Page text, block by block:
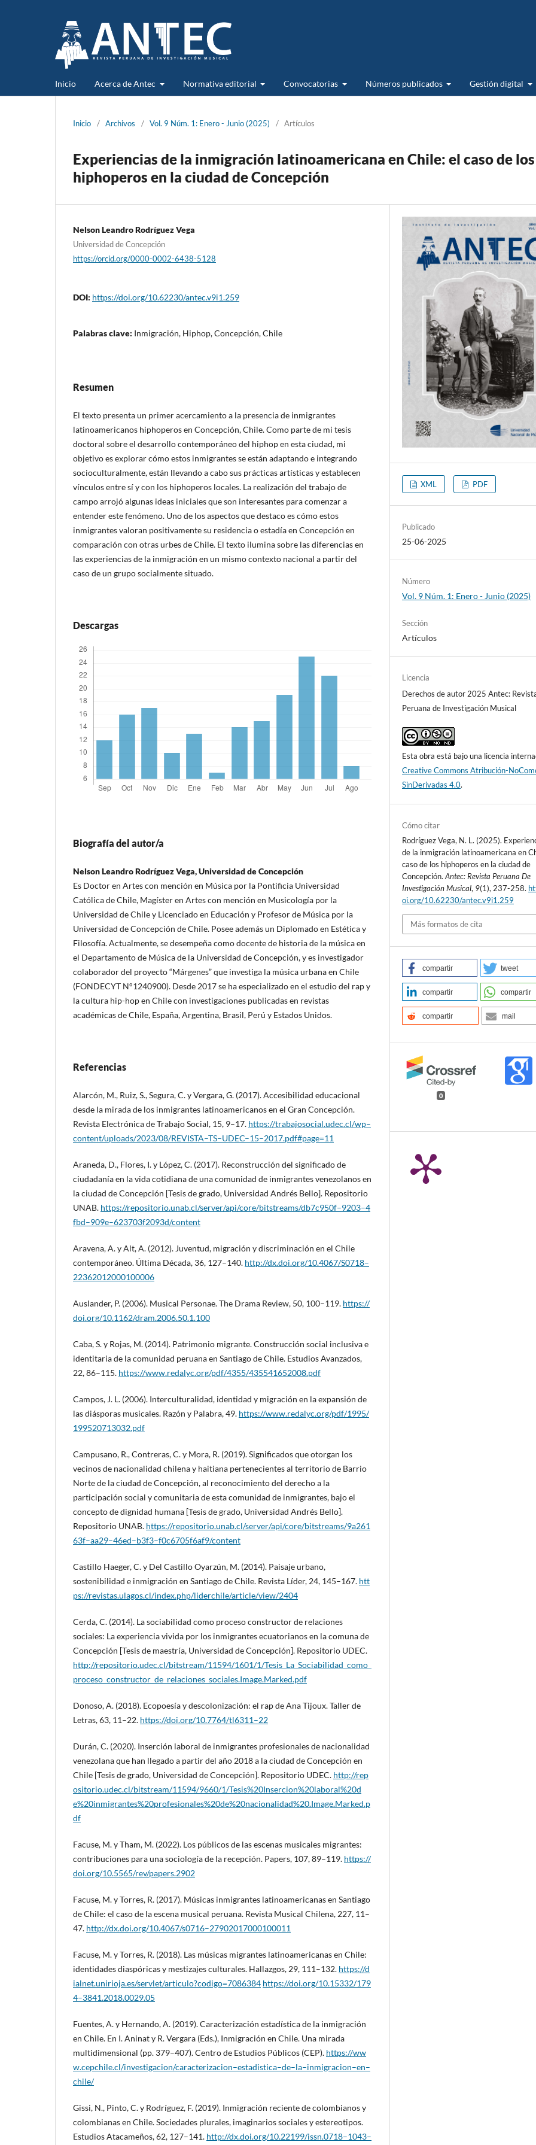
Inicio Acerca de Antec Normativa editorial Convocatorias Números publicados Gestión digital
Inicio / Archivos / Vol. 9 Núm. 1: Enero - Junio (2025) / Artículos
Experiencias de la inmigración latinoamericana en Chile: el caso de los
hiphoperos en la ciudad de Concepción
Nelson Leandro Rodríguez Vega
Universidad de Concepción
https://orcid.org/0000-0002-6438-5128
DOI: https://doi.org/10.62230/antec.v9i1.259
Palabras clave: Inmigración, Hiphop, Concepción, Chile
Resumen
El texto presenta un primer acercamiento a la presencia de inmigrantes
latinoamericanos hiphoperos en Concepción, Chile. Como parte de mi tesis
doctoral sobre el desarrollo contemporáneo del hiphop en esta ciudad, mi
objetivo es explorar cómo estos inmigrantes se están adaptando e integrando
socioculturalmente, están llevando a cabo sus prácticas artísticas y establecen
vínculos entre sí y con los hiphoperos locales. La realización del trabajo de
campo arrojó algunas ideas iniciales que son interesantes para comenzar a
entender este fenómeno. Uno de los aspectos que destaco es cómo estos
inmigrantes valoran positivamente su residencia o estadía en Concepción en
comparación con otras urbes de Chile. El texto ilumina sobre las diferencias en
las experiencias de la inmigración en un mismo contexto nacional a partir del
caso de un grupo socialmente situado.
Descargas
Biografía del autor/a
Nelson Leandro Rodríguez Vega, Universidad de Concepción
Es Doctor en Artes con mención en Música por la Pontificia Universidad
Católica de Chile, Magíster en Artes con mención en Musicología por la
Universidad de Chile y Licenciado en Educación y Profesor de Música por la
Universidad de Concepción de Chile. Posee además un Diplomado en Estética y
Filosofía. Actualmente, se desempeña como docente de historia de la música en
el Departamento de Música de la Universidad de Concepción, y es investigador
colaborador del proyecto “Márgenes” que investiga la música urbana en Chile
(FONDECYT N°1240900). Desde 2017 se ha especializado en el estudio del rap y
la cultura hip-hop en Chile con investigaciones publicadas en revistas
académicas de Chile, España, Argentina, Brasil, Perú y Estados Unidos.
Referencias
Alarcón, M., Ruiz, S., Segura, C. y Vergara, G. (2017). Accesibilidad educacional
desde la mirada de los inmigrantes latinoamericanos en el Gran Concepción.
Revista Electrónica de Trabajo Social, 15, 9–17. https://trabajosocial.udec.cl/wp–
content/uploads/2023/08/REVISTA–TS–UDEC–15–2017.pdf#page=11
Araneda, D., Flores, I. y López, C. (2017). Reconstrucción del significado de
ciudadanía en la vida cotidiana de una comunidad de inmigrantes venezolanos en
la ciudad de Concepción [Tesis de grado, Universidad Andrés Bello]. Repositorio
UNAB. https://repositorio.unab.cl/server/api/core/bitstreams/db7c950f–9203–4
fbd–909e–623703f2093d/content
Aravena, A. y Alt, A. (2012). Juventud, migración y discriminación en el Chile
contemporáneo. Última Década, 36, 127–140. http://dx.doi.org/10.4067/S0718–
22362012000100006
Auslander, P. (2006). Musical Personae. The Drama Review, 50, 100–119. https://
doi.org/10.1162/dram.2006.50.1.100
Caba, S. y Rojas, M. (2014). Patrimonio migrante. Construcción social inclusiva e
identitaria de la comunidad peruana en Santiago de Chile. Estudios Avanzados,
22, 86–115. https://www.redalyc.org/pdf/4355/435541652008.pdf
Campos, J. L. (2006). Interculturalidad, identidad y migración en la expansión de
las diásporas musicales. Razón y Palabra, 49. https://www.redalyc.org/pdf/1995/
199520713032.pdf
Campusano, R., Contreras, C. y Mora, R. (2019). Significados que otorgan los
vecinos de nacionalidad chilena y haitiana pertenecientes al territorio de Barrio
Norte de la ciudad de Concepción, al reconocimiento del derecho a la
participación social y comunitaria de esta comunidad de inmigrantes, bajo el
concepto de dignidad humana [Tesis de grado, Universidad Andrés Bello].
Repositorio UNAB. https://repositorio.unab.cl/server/api/core/bitstreams/9a261
63f–aa29–46ed–b3f3–f0c6705f6af9/content
Castillo Haeger, C. y Del Castillo Oyarzún, M. (2014). Paisaje urbano,
sostenibilidad e inmigración en Santiago de Chile. Revista Líder, 24, 145–167. htt
ps://revistas.ulagos.cl/index.php/liderchile/article/view/2404
Cerda, C. (2014). La sociabilidad como proceso constructor de relaciones
sociales: La experiencia vivida por los inmigrantes ecuatorianos en la comuna de
Concepción [Tesis de maestría, Universidad de Concepción]. Repositorio UDEC.
http://repositorio.udec.cl/bitstream/11594/1601/1/Tesis_La_Sociabilidad_como_
proceso_constructor_de_relaciones_sociales.Image.Marked.pdf
Donoso, A. (2018). Ecopoesía y descolonización: el rap de Ana Tijoux. Taller de
Letras, 63, 11–22. https://doi.org/10.7764/tl6311–22
Durán, C. (2020). Inserción laboral de inmigrantes profesionales de nacionalidad
venezolana que han llegado a partir del año 2018 a la ciudad de Concepción en
Chile [Tesis de grado, Universidad de Concepción]. Repositorio UDEC. http://rep
ositorio.udec.cl/bitstream/11594/9660/1/Tesis%20Insercion%20laboral%20d
e%20inmigrantes%20profesionales%20de%20nacionalidad%20.Image.Marked.p
df
Facuse, M. y Tham, M. (2022). Los públicos de las escenas musicales migrantes:
contribuciones para una sociología de la recepción. Papers, 107, 89–119. https://
doi.org/10.5565/rev/papers.2902
Facuse, M. y Torres, R. (2017). Músicas inmigrantes latinoamericanas en Santiago
de Chile: el caso de la escena musical peruana. Revista Musical Chilena, 227, 11–
47. http://dx.doi.org/10.4067/s0716–27902017000100011
Facuse, M. y Torres, R. (2018). Las músicas migrantes latinoamericanas en Chile:
identidades diaspóricas y mestizajes culturales. Hallazgos, 29, 111–132. https://d
ialnet.unirioja.es/servlet/articulo?codigo=7086384 https://doi.org/10.15332/179
4–3841.2018.0029.05
Fuentes, A. y Hernando, A. (2019). Caracterización estadística de la inmigración
en Chile. En I. Aninat y R. Vergara (Eds.), Inmigración en Chile. Una mirada
multidimensional (pp. 379–407). Centro de Estudios Públicos (CEP). https://ww
w.cepchile.cl/investigacion/caracterizacion–estadistica–de–la–inmigracion–en–
chile/
Gissi, N., Pinto, C. y Rodríguez, F. (2019). Inmigración reciente de colombianos y
colombianas en Chile. Sociedades plurales, imaginarios sociales y estereotipos.
Estudios Atacameños, 62, 127–141. http://dx.doi.org/10.22199/issn.0718–1043–
XML PDF
Publicado
25-06-2025
Número
Vol. 9 Núm. 1: Enero - Junio (2025)
Sección
Artículos
Licencia
Derechos de autor 2025 Antec:
Peruana de Investigación Musical
Esta obra está bajo una licencia
Creative Commons Atribución-
SinDerivadas 4.0.
Cómo citar
Rodríguez Vega, N. L. (2025).
de la inmigración latinoamericana en
caso de los hiphoperos en la ciudad de
Concepción.Antec: Revista Peruana De
Investigación Musical, 9(1), 237-258.
oi.org/10.62230/antec.v9i1.259
Más formatos de cita
compartir tweet
compartir compartir
compartir mail
0